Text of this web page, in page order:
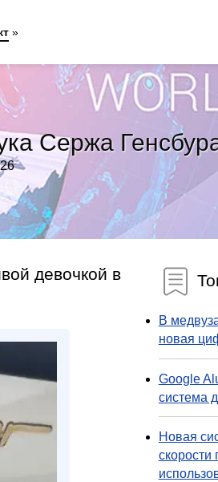
Сержа
девочкой в
В
новая
Google
система
Новая
скорости
»